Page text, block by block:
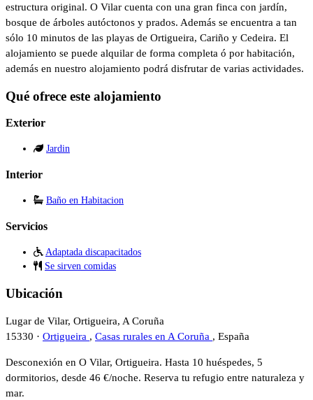
estructura original. O Vilar cuenta con una gran finca con jardín,
bosque de árboles autóctonos y prados. Además se encuentra a tan
sólo 10 minutos de las playas de Ortigueira, Cariño y Cedeira. El
alojamiento se puede alquilar de forma completa ó por habitación,
además en nuestro alojamiento podrá disfrutar de varias actividades.
Qué ofrece este alojamiento
Exterior
Jardin
Interior
Baño en Habitacion
Servicios
Adaptada discapacitados
Se sirven comidas
Ubicación
Lugar de Vilar, Ortigueira, A Coruña
15330 · Ortigueira , Casas rurales en A Coruña , España
Desconexión en O Vilar, Ortigueira. Hasta 10 huéspedes, 5
dormitorios, desde 46 €/noche. Reserva tu refugio entre naturaleza y
mar.